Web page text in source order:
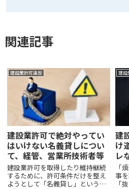
関連記事
建設業許可違反
建設業許可で絶対やってい
はいけない名義貸しについ
て、経管、営業所技術者等
建設業許可を取得したり維持継続
するために、許可条件だけを整え
ようとして「名義貸し」という違
建設
建
け
レ
「
事
「